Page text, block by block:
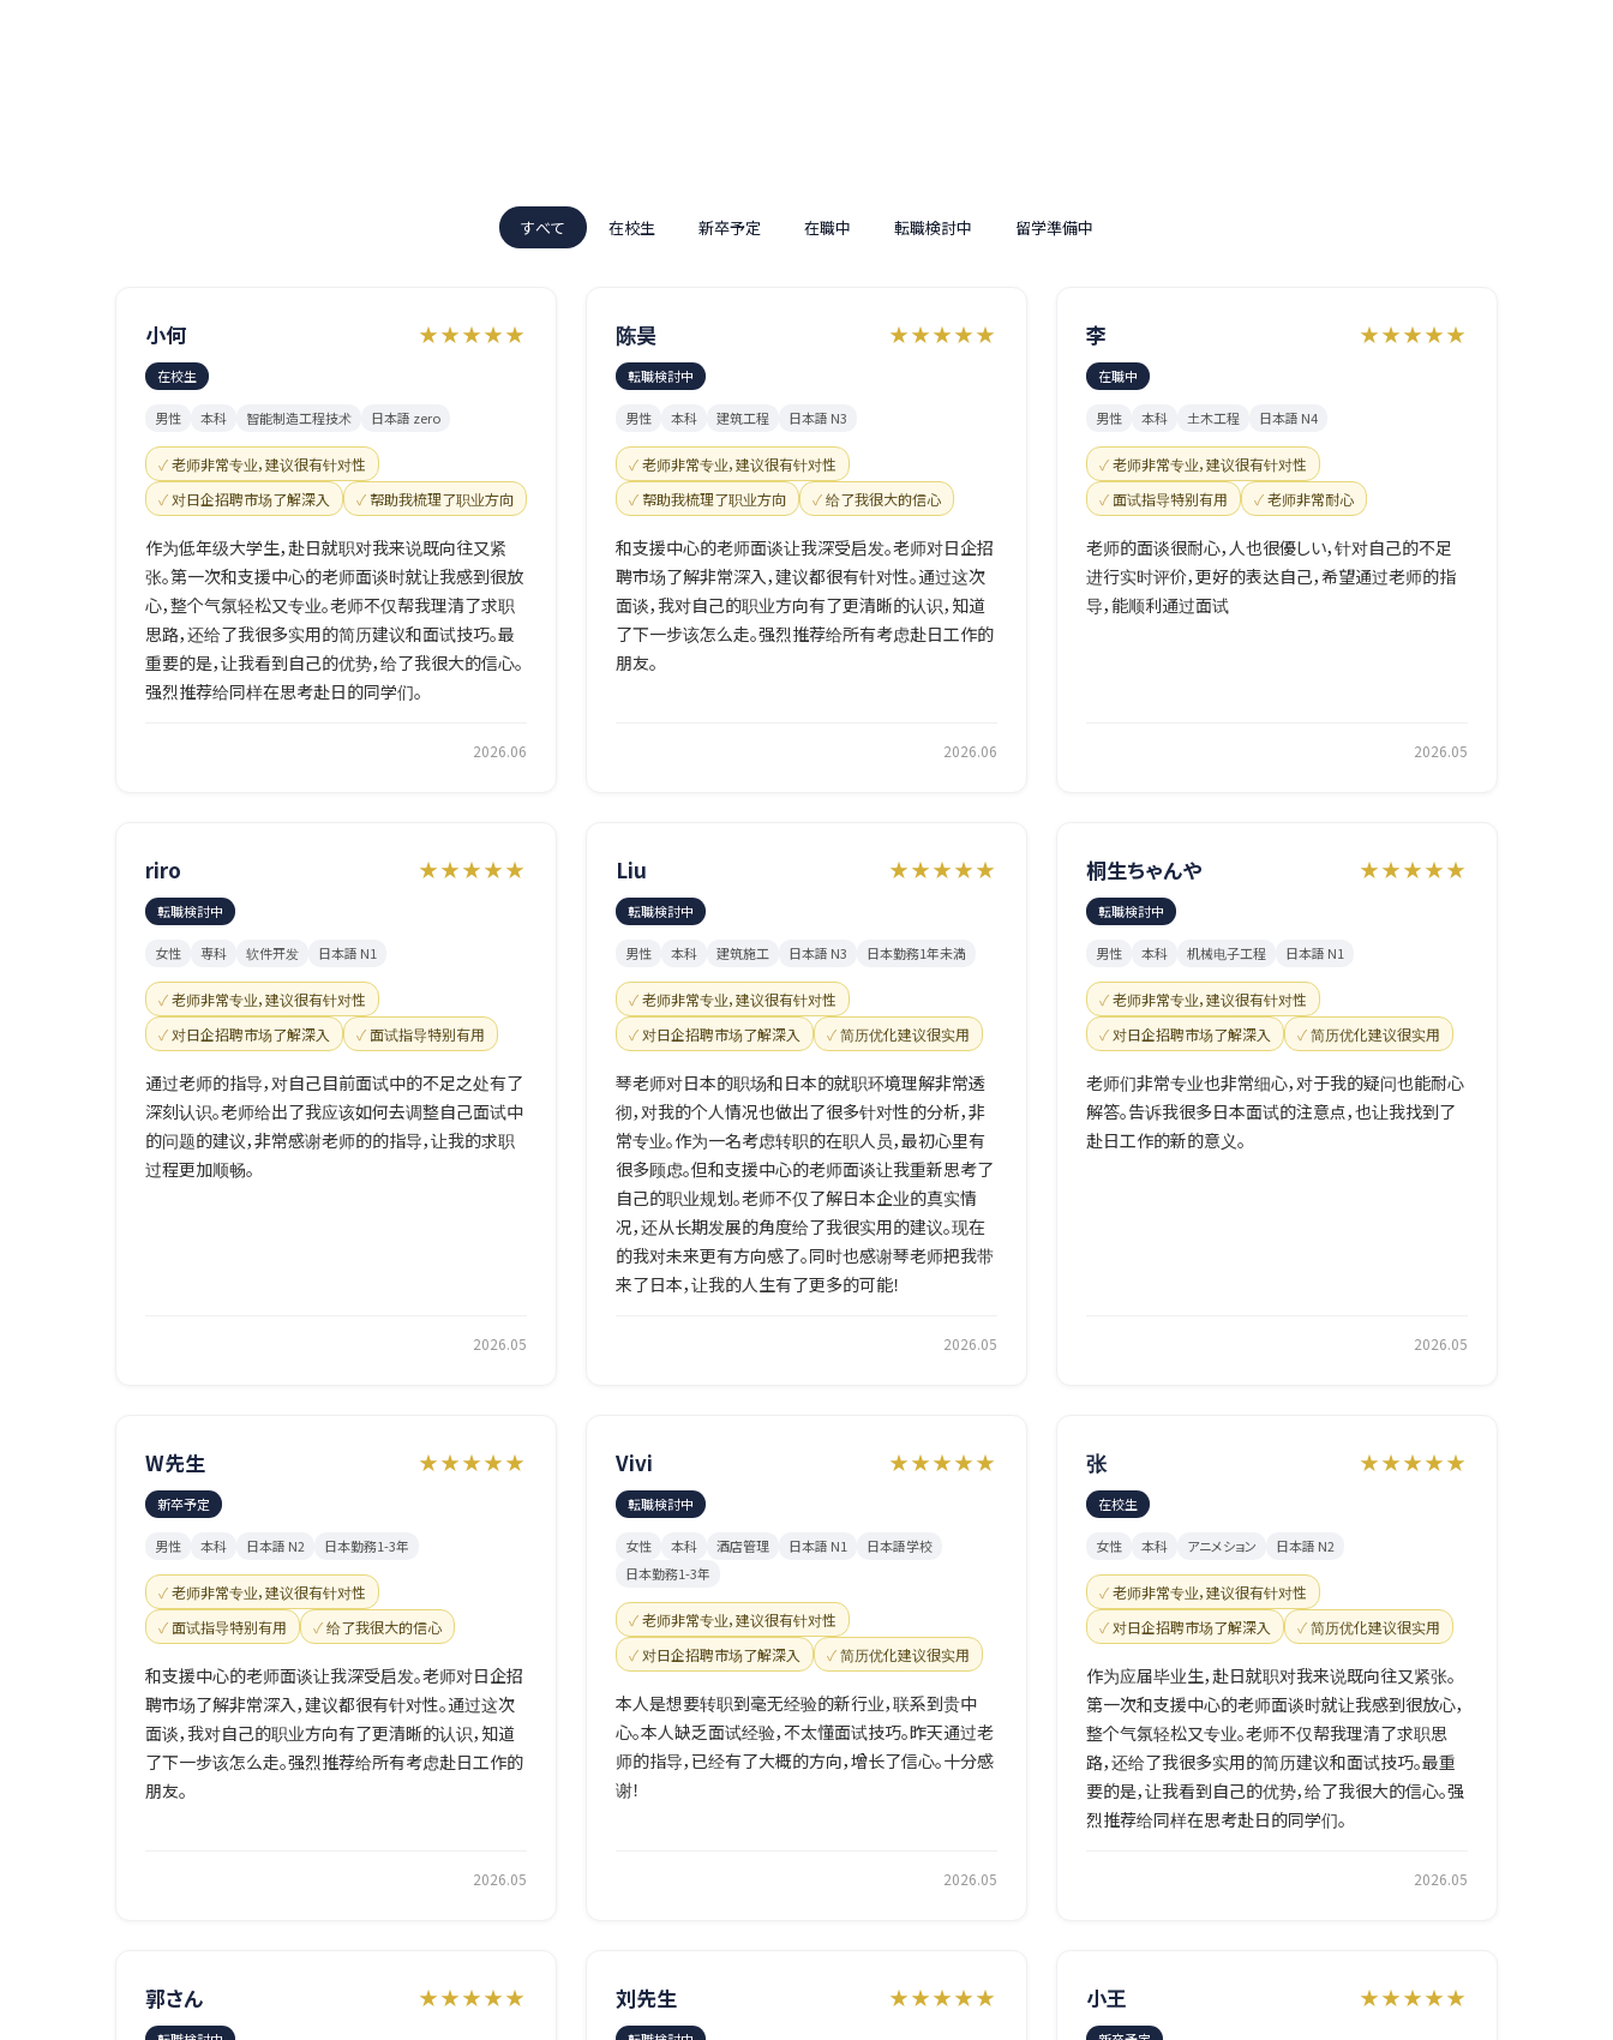
すべて 在校生 新卒予定 在職中 転職検討中 留学準備中
小何
在校生
★★★★★
男性 本科 智能制造工程技术 日本語 zero
老师非常专业，建议很有针对性
对日企招聘市场了解深入
帮助我梳理了职业方向
作为低年级大学生，赴日就职对我来说既向往又紧
张。第一次和支援中心的老师面谈时就让我感到很放
心，整个气氛轻松又专业。老师不仅帮我理清了求职
思路，还给了我很多实用的简历建议和面试技巧。最
重要的是，让我看到自己的优势，给了我很大的信心。
强烈推荐给同样在思考赴日的同学们。
2026.06
陈昊
転職検討中
★★★★★
男性 本科 建筑工程 日本語 N3
老师非常专业，建议很有针对性
帮助我梳理了职业方向
给了我很大的信心
和支援中心的老师面谈让我深受启发。老师对日企招
聘市场了解非常深入，建议都很有针对性。通过这次
面谈，我对自己的职业方向有了更清晰的认识，知道
了下一步该怎么走。强烈推荐给所有考虑赴日工作的
朋友。
2026.06
李
在職中
★★★★★
男性 本科 土木工程 日本語 N4
老师非常专业，建议很有针对性
面试指导特别有用
老师非常耐心
老师的面谈很耐心，人也很優しい，针对自己的不足
进行实时评价，更好的表达自己，希望通过老师的指
导，能顺利通过面试
2026.05
riro
転職検討中
★★★★★
女性 専科 软件开发 日本語 N1
老师非常专业，建议很有针对性
对日企招聘市场了解深入
面试指导特别有用
通过老师的指导，对自己目前面试中的不足之处有了
深刻认识。老师给出了我应该如何去调整自己面试中
的问题的建议，非常感谢老师的的指导，让我的求职
过程更加顺畅。
2026.05
Liu
転職検討中
★★★★★
男性 本科 建筑施工 日本語 N3 日本勤務1年未満
老师非常专业，建议很有针对性
对日企招聘市场了解深入
简历优化建议很实用
琴老师对日本的职场和日本的就职环境理解非常透
彻，对我的个人情况也做出了很多针对性的分析，非
常专业。作为一名考虑转职的在职人员，最初心里有
很多顾虑。但和支援中心的老师面谈让我重新思考了
自己的职业规划。老师不仅了解日本企业的真实情
况，还从长期发展的角度给了我很实用的建议。现在
的我对未来更有方向感了。同时也感谢琴老师把我带
来了日本，让我的人生有了更多的可能！
2026.05
桐生ちゃんや
転職検討中
★★★★★
男性 本科 机械电子工程 日本語 N1
老师非常专业，建议很有针对性
对日企招聘市场了解深入
简历优化建议很实用
老师们非常专业也非常细心，对于我的疑问也能耐心
解答。告诉我很多日本面试的注意点，也让我找到了
赴日工作的新的意义。
2026.05
W先生
新卒予定
★★★★★
男性 本科 日本語 N2 日本勤務1-3年
老师非常专业，建议很有针对性
面试指导特别有用
给了我很大的信心
和支援中心的老师面谈让我深受启发。老师对日企招
聘市场了解非常深入，建议都很有针对性。通过这次
面谈，我对自己的职业方向有了更清晰的认识，知道
了下一步该怎么走。强烈推荐给所有考虑赴日工作的
朋友。
2026.05
Vivi
転職検討中
★★★★★
女性 本科 酒店管理 日本語 N1
日本語学校
日本勤務1-3年
老师非常专业，建议很有针对性
对日企招聘市场了解深入
简历优化建议很实用
本人是想要转职到毫无经验的新行业，联系到贵中
心。本人缺乏面试经验，不太懂面试技巧。昨天通过老
师的指导，已经有了大概的方向，增长了信心。十分感
谢！
2026.05
张
在校生
★★★★★
女性 本科 アニメション 日本語 N2
老师非常专业，建议很有针对性
对日企招聘市场了解深入
简历优化建议很实用
作为应届毕业生，赴日就职对我来说既向往又紧张。
第一次和支援中心的老师面谈时就让我感到很放心，
整个气氛轻松又专业。老师不仅帮我理清了求职思
路，还给了我很多实用的简历建议和面试技巧。最重
要的是，让我看到自己的优势，给了我很大的信心。强
烈推荐给同样在思考赴日的同学们。
2026.05
郭さん ★★★★★ 刘先生 ★★★★★ 小王 ★★★★★